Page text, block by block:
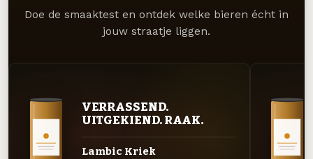
Doe de smaaktest en ontdek welke bieren écht in
jouw straatje liggen.
VERRASSEND.
UITGEKIEND. RAAK.
Lambic Kriek